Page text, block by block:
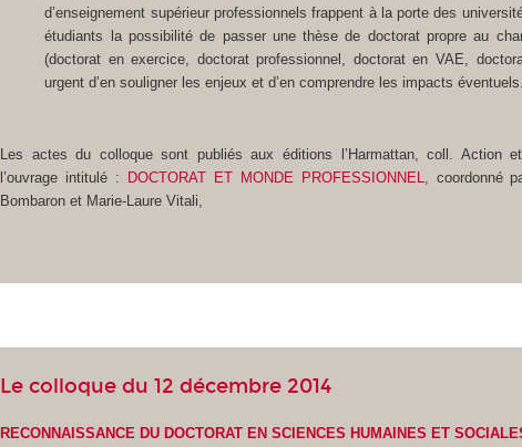
d’enseignement supérieur professionnels frappent à la porte des
étudiants la possibilité de passer une thèse de doctorat propre au
(doctorat en exercice, doctorat professionnel, doctorat en VAE,
urgent d’en souligner les enjeux et d’en comprendre les impacts éventuels.
Les actes du colloque sont publiés aux éditions l’Harmattan, coll. Action
l’ouvrage intitulé :
DOCTORAT ET MONDE PROFESSIONNEL, coordonné
Bombaron et Marie-Laure Vitali,
Le colloque du 12 décembre 2014
RECONNAISSANCE DU DOCTORAT EN SCIENCES HUMAINES ET